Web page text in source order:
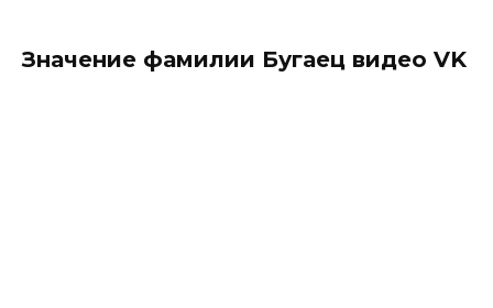
Значение фамилии Бугаец видео VK